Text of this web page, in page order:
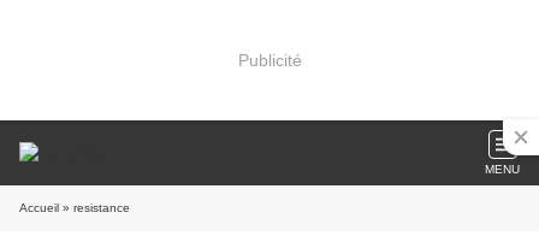
Publicité
MENU
Accueil » resistance